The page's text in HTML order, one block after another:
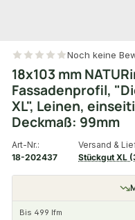
Noch keine
18x103 mm
Fassadenprofil,
XL", Leinen,
Deckmaß: 99mm
Art-Nr.:
18-202437
Versand &
Stückgut XL
Bis 499 lfm